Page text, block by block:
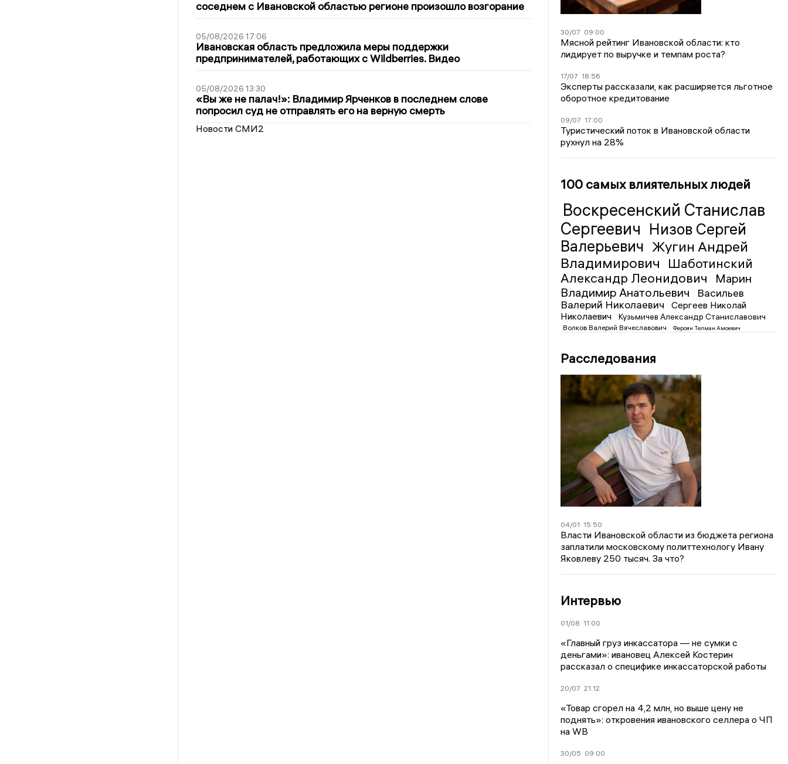
соседнем с Ивановской областью регионе произошло возгорание
05/08/2026 17:06
Ивановская область предложила меры поддержки
предпринимателей, работающих с Wildberries. Видео
05/08/2026 13:30
«Вы же не палач!»: Владимир Ярченков в последнем слове
попросил суд не отправлять его на верную смерть
Новости СМИ2
30/07 09:00
Мясной рейтинг Ивановской области: кто
лидирует по выручке и темпам роста?
17/07 18:56
Эксперты рассказали, как расширяется льготное
оборотное кредитование
09/07 17:00
Туристический поток в Ивановской области
рухнул на 28%
100 самых влиятельных людей
Воскресенский Станислав
Сергеевич Низов Сергей
Валерьевич Жугин Андрей
Владимирович
Шаботинский
Александр Леонидович
Марин
Владимир Анатольевич
Васильев
Валерий Николаевич
Сергеев Николай
Николаевич
Кузьмичев Александр Станиславович
Волков Валерий Вячеславович Фероян Телман Амоевич
Расследования
04/01 15:50
Власти Ивановской области из бюджета региона
заплатили московскому политтехнологу Ивану
Яковлеву 250 тысяч. За что?
Интервью
01/08 11:00
«Главный груз инкассатора — не сумки с
деньгами»: ивановец Алексей Костерин
рассказал о специфике инкассаторской работы
20/07 21:12
«Товар сгорел на 4,2 млн, но выше цену не
поднять»: откровения ивановского селлера о ЧП
на WB
30/05 09:00